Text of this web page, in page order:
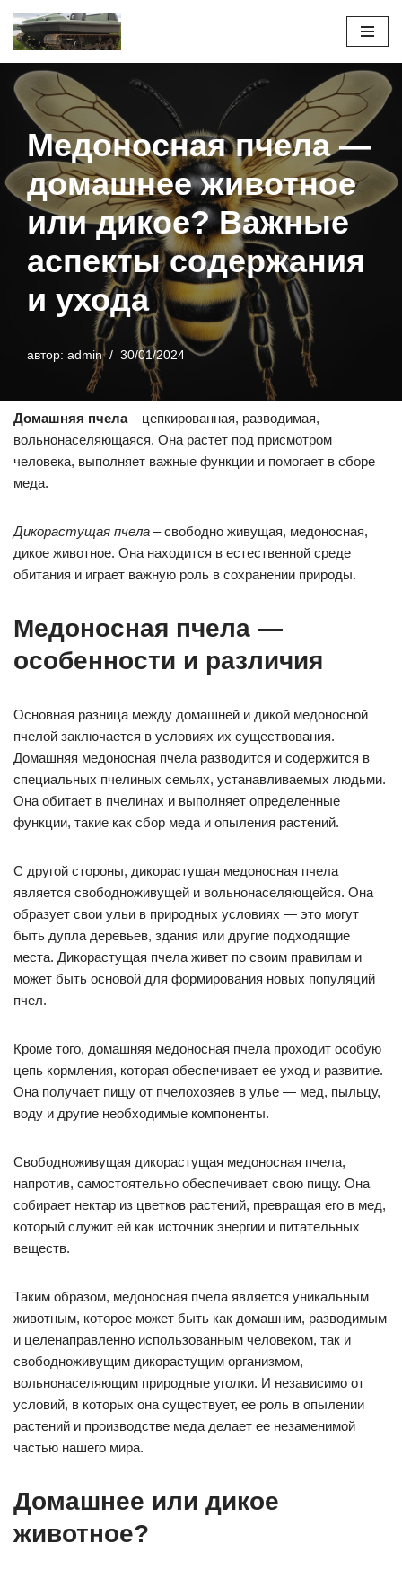
Перейти
содержимому
Медоносная пчела —
домашнее животное
или дикое? Важные
аспекты содержания
и ухода
автор: admin 30/01/2024
Домашняя пчела– цепкированная, разводимая,
вольнонаселяющаяся. Она растет под присмотром
человека, выполняет важные функции и помогает в сборе
меда.
Дикорастущая пчела – свободно живущая, медоносная,
дикое животное. Она находится в естественной среде
обитания и играет важную роль в сохранении природы.
Медоносная пчела —
особенности и различия
Основная разница между домашней и дикой медоносной
пчелой заключается в условиях их существования.
Домашняя медоносная пчела разводится и содержится в
специальных пчелиных семьях, устанавливаемых людьми.
Она обитает в пчелинах и выполняет определенные
функции, такие как сбор меда и опыления растений.
С другой стороны, дикорастущая медоносная пчела
является свободноживущей и вольнонаселяющейся. Она
образует свои ульи в природных условиях — это могут
быть дупла деревьев, здания или другие подходящие
места. Дикорастущая пчела живет по своим правилам и
может быть основой для формирования новых популяций
пчел.
Кроме того, домашняя медоносная пчела проходит особую
цепь кормления, которая обеспечивает ее уход и развитие.
Она получает пищу от пчелохозяев в улье — мед, пыльцу,
воду и другие необходимые компоненты.
Свободноживущая дикорастущая медоносная пчела,
напротив, самостоятельно обеспечивает свою пищу. Она
собирает нектар из цветков растений, превращая его в мед,
который служит ей как источник энергии и питательных
веществ.
Таким образом, медоносная пчела является уникальным
животным, которое может быть как домашним, разводимым
и целенаправленно использованным человеком, так и
свободноживущим дикорастущим организмом,
вольнонаселяющим природные уголки. И независимо от
условий, в которых она существует, ее роль в опылении
растений и производстве меда делает ее незаменимой
частью нашего мира.
Домашнее или дикое
животное?